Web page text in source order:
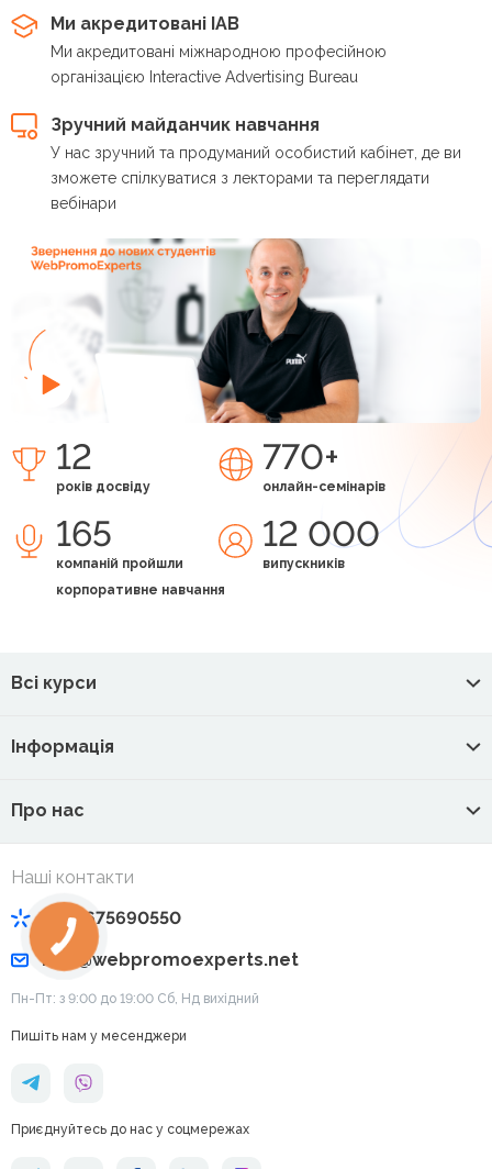
Ми акредитовані IAB
Ми акредитовані міжнародною професійною
організацією Interactive Advertising Bureau
Зручний майданчик навчання
У нас зручний та продуманий особистий кабінет, де ви
зможете спілкуватися з лекторами та переглядати
вебінари
12
років досвіду
770+
онлайн-семінарів
165
компаній пройшли
корпоративне навчання
12 000
випускників
Всі курси
Інформація
Про нас
Наші контакти
+380675690550
info@webpromoexperts.net
Пн-Пт: з 9:00 до 19:00 Cб, Нд вихідний
Пишіть нам у месенджери
Приєднуйтесь до нас у соцмережах